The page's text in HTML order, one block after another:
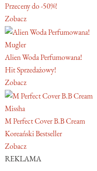
Przeceny do -50%!
Zobacz
Mugler
Alien Woda Perfumowana!
Hit Sprzedażowy!
Zobacz
Missha
M Perfect Cover B.B Cream
Koreański Bestseller
Zobacz
REKLAMA